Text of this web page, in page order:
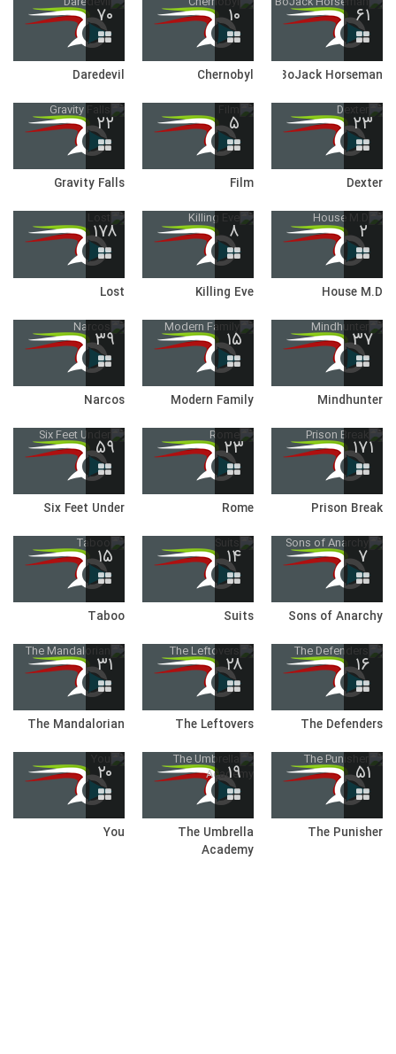
۶۱
BoJack Horseman
۱۰
Chernobyl
۷۰
Daredevil
۲۳
Dexter
۵
Film
۲۲
Gravity Falls
۲
House M.D
۸
Killing Eve
۱۷۸
Lost
۳۷
Mindhunter
۱۵
Modern Family
۳۹
Narcos
۱۷۱
Prison Break
۲۳
Rome
۵۹
Six Feet Under
۷
Sons of Anarchy
۱۴
Suits
۱۵
Taboo
۱۶
The Defenders
۲۸
The Leftovers
۳۱
The Mandalorian
۵۱
The Punisher
۱۹
The Umbrella
Academy
۲۰
You